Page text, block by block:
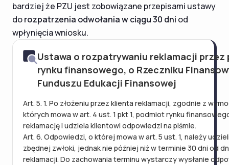
bardziej że PZU jest zobowiązane przepisami ustawy
dorozpatrzenia odwołania w ciągu 30 dni od
wpłynięcia wniosku.
Ustawa o rozpatrywaniu reklamacji
rynku finansowego, o Rzeczniku
Funduszu Edukacji Finansowej
Art. 5. 1. Po złożeniu przez klienta reklamacji, zgodnie z
których mowa w art. 4 ust. 1 pkt 1, podmiot rynku
reklamację i udziela klientowi odpowiedzi na piśmie.
Art. 6. Odpowiedzi, o której mowa w art. 5 ust. 1, należy
zbędnej zwłoki, jednak nie później niż w terminie 30 dni od
reklamacji. Do zachowania terminu wystarczy wysłanie